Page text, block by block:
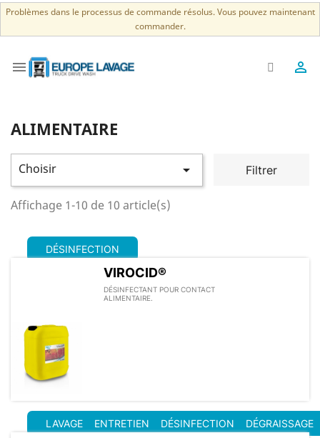
Problèmes dans le processus de commande résolus. Vous pouvez maintenant
commander.
 
ALIMENTAIRE
Choisir  Filtrer
Affichage 1-10 de 10 article(s)
DÉSINFECTION
VIROCID®
DÉSINFECTANT POUR CONTACT
ALIMENTAIRE.
LAVAGE ENTRETIEN DÉSINFECTION DÉGRAISSAGE